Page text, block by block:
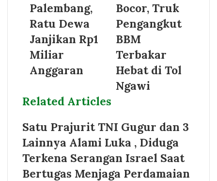
Palembang,
Ratu Dewa
Janjikan Rp1
Miliar
Anggaran
Bocor, Truk
Pengangkut
BBM
Terbakar
Hebat di Tol
Ngawi
Related Articles
Satu Prajurit TNI Gugur dan 3
Lainnya Alami Luka , Diduga
Terkena Serangan Israel Saat
Bertugas Menjaga Perdamaian